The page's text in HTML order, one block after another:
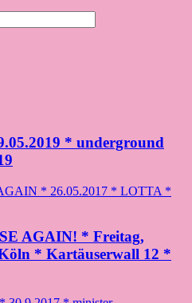
* underground
AGAIN! * Freitag,
* Kartäuserwall 12 *